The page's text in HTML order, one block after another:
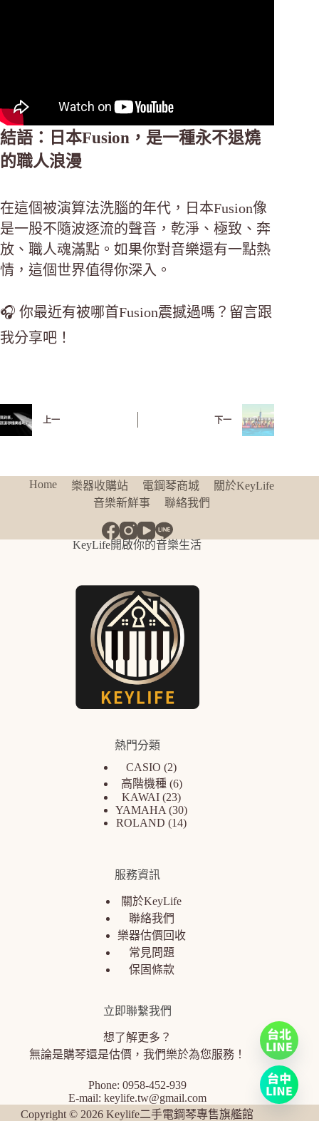
結語：日本Fusion，是一種永不退燒
的職人浪漫
在這個被演算法洗腦的年代，日本Fusion像
是一股不隨波逐流的聲音，乾淨、極致、奔
放、職人魂滿點。如果你對音樂還有一點熱
情，這個世界值得你深入。
🎧 你最近有被哪首Fusion震撼過嗎？留言跟
我分享吧！
上一 下一
Home 樂器收購站 電鋼琴商城
關於KeyLife
音樂新鮮事
聯絡我們
KeyLife開啟你的音樂生活
熱門分類
CASIO 2
高階機種 6
KAWAI 23
YAMAHA 30
ROLAND
14
服務資訊
關於KeyLife
聯絡我們
樂器估價回收
常見問題
保固條款
立即聯繫我們
想了解更多？
無論是購琴還是估價，我們樂於為您服務！
Phone: 0958-452-939
E-mail: keylife.tw@gmail.com
Copyright © 2026 Keylife二手電鋼琴專售旗艦館